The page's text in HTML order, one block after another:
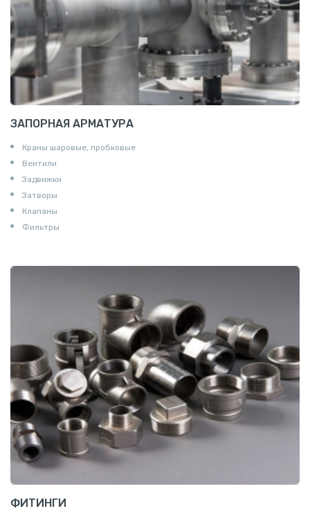
ЗАПОРНАЯ АРМАТУРА
Краны шаровые, пробковые
Вентили
Задвижки
Затворы
Клапаны
Фильтры
ФИТИНГИ